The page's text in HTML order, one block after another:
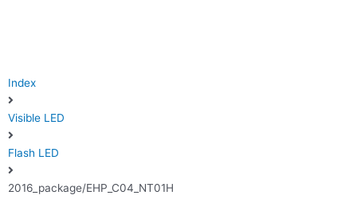
Index
Visible LED
Flash LED
2016_package/EHP_C04_NT01H